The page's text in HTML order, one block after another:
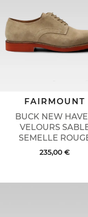
BUCK NEW
VELOURS
SEMELLE
FAIRMOUNT
235,00 €